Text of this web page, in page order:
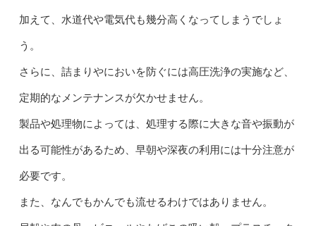
加えて、水道代や電気代も幾分高くなってしまうでしょ
う。
さらに、詰まりやにおいを防ぐには高圧洗浄の実施など、
定期的なメンテナンスが欠かせません。
製品や処理物によっては、処理する際に大きな音や振動が
出る可能性があるため、早朝や深夜の利用には十分注意が
必要です。
また、なんでもかんでも流せるわけではありません。